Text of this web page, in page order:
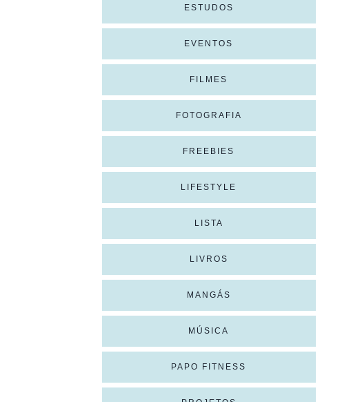
ESTUDOS
EVENTOS
FILMES
FOTOGRAFIA
FREEBIES
LIFESTYLE
LISTA
LIVROS
MANGÁS
MÚSICA
PAPO FITNESS